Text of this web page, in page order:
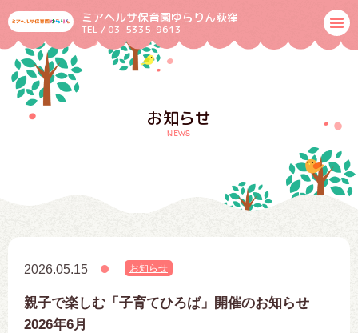
ミアヘルサ保育園ゆらりん荻窪
TEL / 03-5335-9613
お知らせ
news
2026.05.15 お知らせ
親子で楽しむ「子育てひろば」開催のお知らせ
2026年6月